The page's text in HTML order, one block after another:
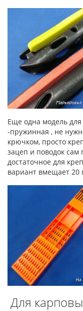
Еще одна модель
-пружинная , не
крючком, просто
зацеп и поводок
достаточное для
вариант вмещает 20
Для